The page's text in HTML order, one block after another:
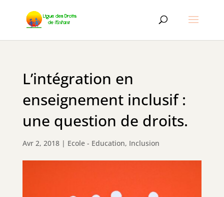
L’intégration en
enseignement inclusif :
une question de droits.
Avr 2, 2018| Ecole - Education, Inclusion